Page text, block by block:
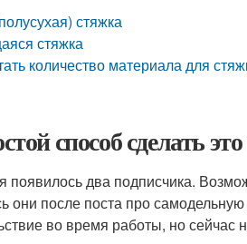
стяжка
стяжка
количество материала для
способ сделать
появилось два подписчика.
они после поста про
во время работы, но сейчас